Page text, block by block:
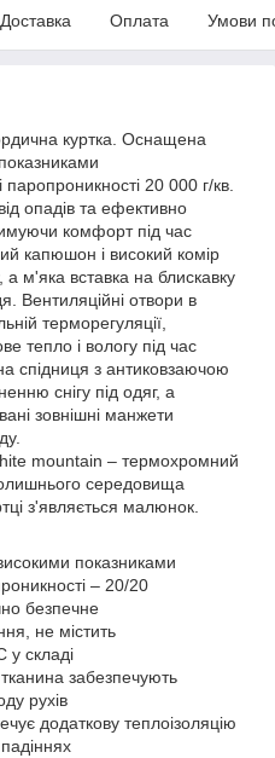
Доставка Оплата Умови
куртка. Оснащена
20 000 г/кв.
опадів та ефективно
комфорт під час
капюшон і високий комір
а м'яка вставка на блискавку
Вентиляційні отвори в
терморегуляції,
тепло і вологу під час
спідниця з антиковзаючою
снігу під одяг, а
зовнішні манжети
mountain – термохромний
середовища
з'являється малюнок.
показниками
– 20/20
безпечне
не містить
у складі
забезпечують
рухів
додаткову теплоізоляцію